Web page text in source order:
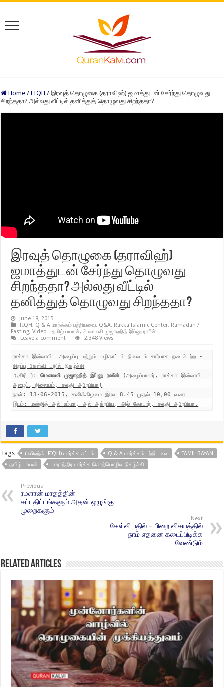
Home / FIQH / இரவுத் தொழுகை (தராவிஹ்) ஜமாத்துடன் சேர்ந்து தொழுவது
சிறந்ததா? அல்லது வீட்டில் தனித்துத் தொழுவது சிறந்ததா?
இரவுத் தொழுகை (தராவிஹ்)
ஜமாத்துடன் சேர்ந்து தொழுவது
சிறந்ததா? அல்லது வீட்டில்
தனித்துத் தொழுவது சிறந்ததா?
June 18, 2015
FIQH, Q & A மார்க்கம் பற்றியவை, Q&A, Rakka Islamic Center, Ramadan /
Fasting,Video - தமிழ் பயான்,மௌலவி முஜாஹித் இப்னு ரஸீன்
Leave a comment
2,348 Views
ராக்கா இஸ்லாமிய அழைப்பு மற்றும் வழிகாட்டல் நிலையம் சார்பாக நடைபெற்ற -
சிறப்பு கேள்வி பதில் நிகழ்ச்சி
ஆசிரியர்:மௌலவி முஜாஹித் இப்னு ரஸீன் (அழைப்பாளர், ராக்கா இஸ்லாமிய
அழைப்பு நிலையம், சவுதி அரேபியா)
நாள்: 13-06-2015, சனிக்கிழமை இரவு 8.45 முதல் 10,00 வரை
இடம்: மஸ்ஜித் அல் உம்மா, அல் அக்ரபிய, அல் கோபார், சவுதி அரேபியா.
Tags (ஃபிஹ்க்- FIQH) மார்க்க சட்டம் Q & A மார்க்கம் பற்றியவை
TAMIL BAYAN
தமிழ் பாயன்
வாராந்திர மார்க்க சொற்பொழிவு நிகழ்ச்சி
Previous
ரமளான் மாதத்தின்
சட்டதிட்டங்களும் அதன் ஒழுங்கு
முறைகளும்
Next
கேள்வி பதில் – பிறை விசயத்தில்
நாம் எதனை கடைப்பிடிக்க
வேண்டும்
Related Articles